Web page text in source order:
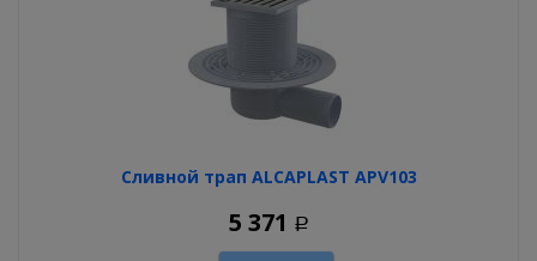
Сливной трап ALCAPLAST APV103
5 371 Р